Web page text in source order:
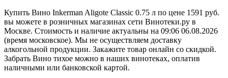
Купить Вино Inkerman Aligote Classic 0.75 л по цене 1591 руб.
вы можете в розничных магазинах сети Винотеки.ру в
Москве. Стоимость и наличие актуальны на 09:06 06.08.2026
(время московское). Мы не осуществляем доставку
алкогольной продукции. Закажите товар онлайн со скидкой.
Забрать Вино тихое можно в наших винотеках, оплатив
наличными или банковской картой.